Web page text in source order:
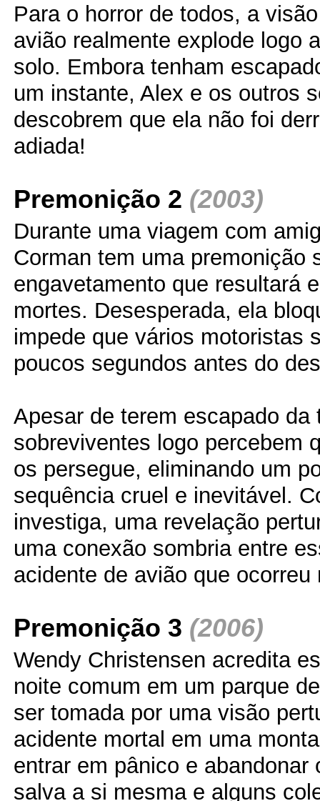
Para o horror de todos, a
avião realmente explode logo
solo. Embora tenham
um instante, Alex e os outros
descobrem que ela não foi
adiada!
Premonição 2 (2003)
Durante uma viagem com
Corman tem uma premonição
engavetamento que resultará
mortes. Desesperada, ela
impede que vários motoristas
poucos segundos antes do
Apesar de terem escapado da
sobreviventes logo percebem
os persegue, eliminando um
sequência cruel e inevitável.
investiga, uma revelação
uma conexão sombria entre
acidente de avião que ocorreu
Premonição 3 (2006)
Wendy Christensen acredita
noite comum em um parque
ser tomada por uma visão
acidente mortal em uma
entrar em pânico e abandonar
salva a si mesma e alguns